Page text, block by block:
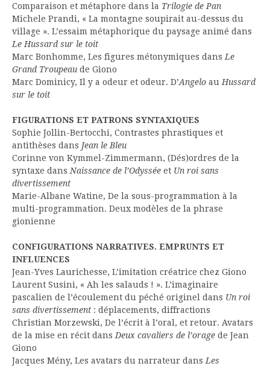
Comparaison et métaphore dans la Trilogie de Pan
Michele Prandi, « La montagne soupirait au-dessus du
village ». L’essaim métaphorique du paysage animé dans
Le Hussard sur le toit
Marc Bonhomme, Les figures métonymiques dans Le
Grand Troupeau de Giono
Marc Dominicy, Il y a odeur et odeur. D’Angelo au Hussard
sur le toit
FIGURATIONS ET PATRONS SYNTAXIQUES
Sophie Jollin-Bertocchi, Contrastes phrastiques et
antithèses dans Jean le Bleu
Corinne von Kymmel-Zimmermann, (Dés)ordres de la
syntaxe dans Naissance de l’Odyssée et Un roi sans
divertissement
Marie-Albane Watine, De la sous-programmation à la
multi-programmation. Deux modèles de la phrase
gionienne
CONFIGURATIONS NARRATIVES. EMPRUNTS ET
INFLUENCES
Jean-Yves Laurichesse, L’imitation créatrice chez Giono
Laurent Susini, « Ah les salauds ! ». L’imaginaire
pascalien de l’écoulement du péché originel dans Un roi
sans divertissement : déplacements, diffractions
Christian Morzewski, De l’écrit à l’oral, et retour. Avatars
de la mise en récit dans Deux cavaliers de l’orage de Jean
Giono
Jacques Mény, Les avatars du narrateur dans Les